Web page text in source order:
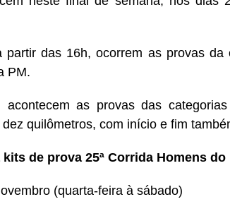
partir das 16h, ocorrem as provas da
PM.
acontecem as provas das
quilômetros, com início e fim
de prova 25ª Corrida Homens do
(quarta-feira à sábado)